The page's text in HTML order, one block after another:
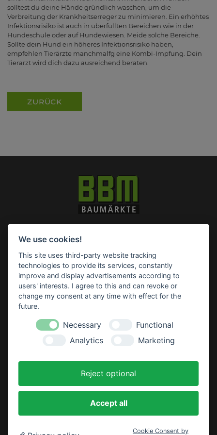
solltest du deine Hände gründlich waschen, um die
Verbreitung der Krankheitserreger zu minimieren. Ein erhöhtes
Infektionsrisiko ist auch in überfüllten Bereichen wie in der
Hundeschule oder auf Hundewiesen. Meide solche Bereiche.
Sollte dein Hund ein höheres Infektionsrisiko haben,
empfehlen Tierärzte manchmalfg eine Kombi-Impfung. Dein
Tierarzt wird dich dazu ausreichend beraten.
ZURÜCK
Impressum Datenschutz Widerruf-Formular
Cookie-Einstellungen ändern
BBM Baumarkt Barsinghausen
Marie-Curie-Straße 1
30890 Barsinghausen
8.30 - 19.00 Uhr
Samstag:
8.30 - 18.00 Uhr
We use cookies!
This site uses third-party website tracking
technologies to provide its services, constantly
improve and display advertisements according to
users' interests. I agree to this and can revoke or
change my consent at any time with effect for the
future.
Necessary
Functional
Analytics
Marketing
Reject optional
Accept all
Cookie Consent by